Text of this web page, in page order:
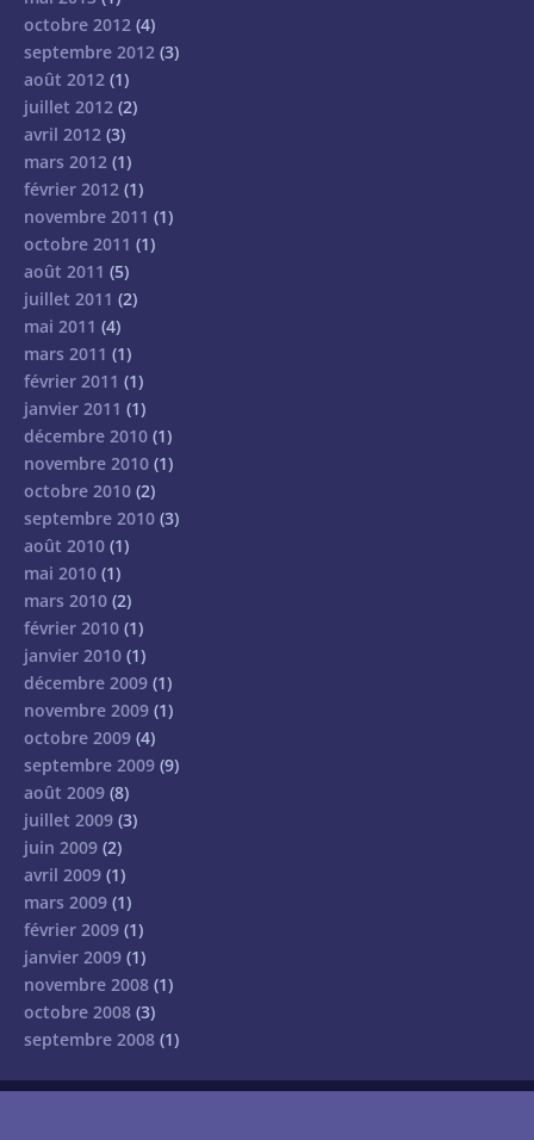
octobre 2012 (4)
septembre 2012 (3)
août 2012 (1)
juillet 2012 (2)
avril 2012 (3)
mars 2012 (1)
février 2012 (1)
novembre 2011 (1)
octobre 2011 (1)
août 2011 (5)
juillet 2011 (2)
mai 2011 (4)
mars 2011 (1)
février 2011 (1)
janvier 2011 (1)
décembre 2010 (1)
novembre 2010 (1)
octobre 2010 (2)
septembre 2010 (3)
août 2010 (1)
mai 2010 (1)
mars 2010 (2)
février 2010 (1)
janvier 2010 (1)
décembre 2009 (1)
novembre 2009 (1)
octobre 2009 (4)
septembre 2009 (9)
août 2009 (8)
juillet 2009 (3)
juin 2009 (2)
avril 2009 (1)
mars 2009 (1)
février 2009 (1)
janvier 2009 (1)
novembre 2008 (1)
octobre 2008 (3)
septembre 2008 (1)